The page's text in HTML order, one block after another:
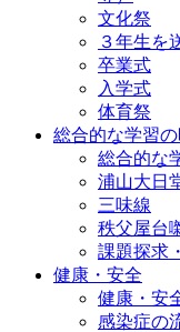
文化祭
３年生を
卒業式
入学式
体育祭
総合的な学習の
総合的な
浦山大日
三味線
秩父屋台
課題探求
健康・安全
健康・安
感染症の